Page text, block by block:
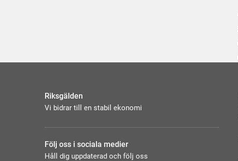
Riksgälden
Vi bidrar till en stabil ekonomi
Följ oss i sociala medier
Håll dig uppdaterad och följ oss